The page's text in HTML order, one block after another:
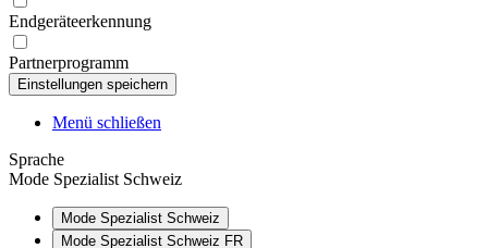
Endgeräteerkennung
Partnerprogramm
Menü schließen
Sprache
Mode Spezialist Schweiz
Mode Spezialist Schweiz
Mode Spezialist Schweiz FR